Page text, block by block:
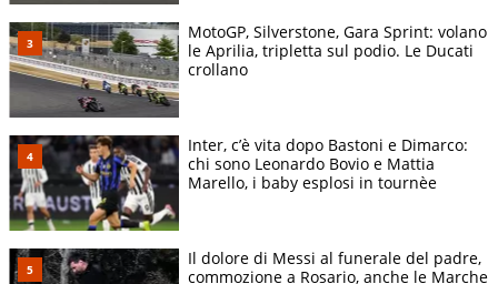
MotoGP, Silverstone, Gara Sprint: volano
le Aprilia, tripletta sul podio. Le Ducati
crollano
Inter, c’è vita dopo Bastoni e Dimarco:
chi sono Leonardo Bovio e Mattia
Marello, i baby esplosi in tournèe
Il dolore di Messi al funerale del padre,
commozione a Rosario, anche le Marche